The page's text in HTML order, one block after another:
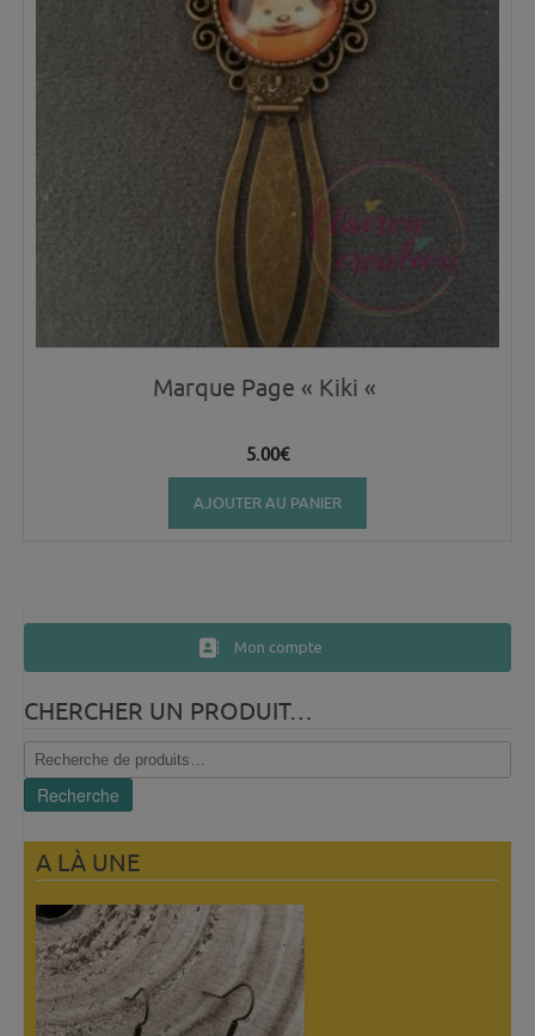
Marque Page « Kiki «
5.00€
AJOUTER AU PANIER
Mon compte
CHERCHER UN PRODUIT…
Recherche
pour :
Recherche
A LÀ UNE